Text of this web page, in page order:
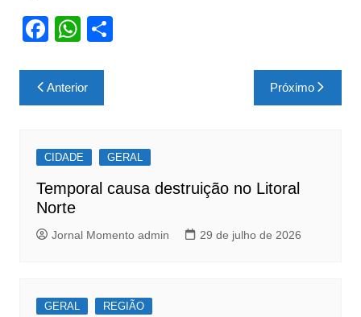
F
c
e
o
o
k
W
at
s
p
p
S
Navegação
de
Anterior Próximo
CIDADE GERAL
Temporal causa destruição no Litoral
Norte
Jornal Momento admin 29 de julho de 2026
GERAL REGIÃO